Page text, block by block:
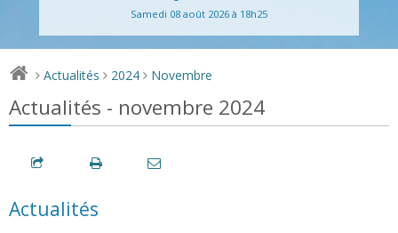
Samedi 08 août 2026 à 18h25
> Actualités > 2024 > Novembre
Actualités - novembre 2024
Actualités